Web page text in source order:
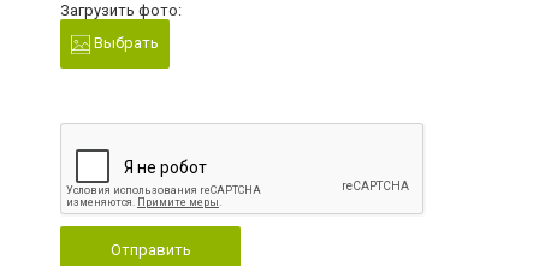
Загрузить фото:
Выбрать
Отправить